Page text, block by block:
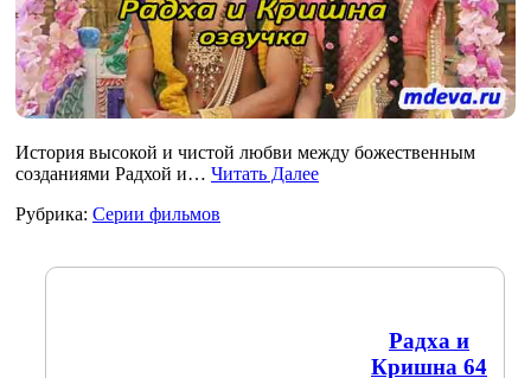
История высокой и чистой любви между божественным
созданиями Радхой и… Читать Далее
Рубрика: Серии фильмов
Радха и
Кришна 64